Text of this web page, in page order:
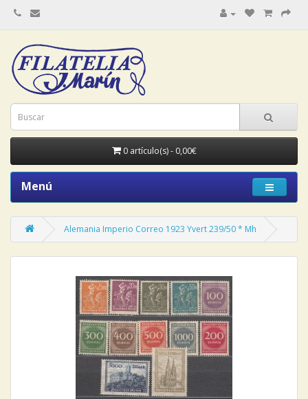
0 artículo(s) - 0,00€
Menú
Alemania Imperio Correo 1923 Yvert 239/50 * Mh